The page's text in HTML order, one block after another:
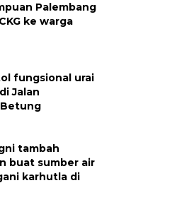
Palembang
ke warga
fungsional urai
Jalan
tambah
buat sumber air
karhutla di